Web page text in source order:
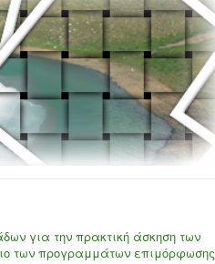
για την πρακτική άσκηση των
των προγραμμάτων επιμόρφωσης